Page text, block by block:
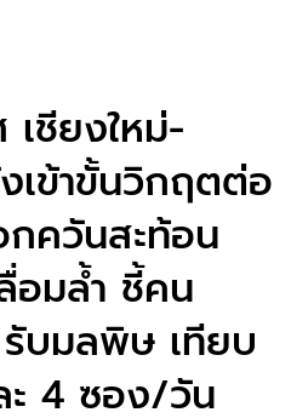
ชียงใหม่-
ข้าขั้นวิกฤตต่อ
ควันสะท้อน
อมล้ำ ชี้คน
บมลพิษ เทียบ
ะ 4 ซอง/วัน